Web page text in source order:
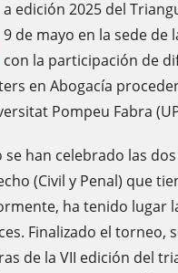
a edición 2025 del
9 de mayo en la sede de
con la participación de
en Abogacía
Pompeu Fabra
se han celebrado las
(Civil y Penal) que
ha tenido lugar
Finalizado el torneo,
de la VII edición del